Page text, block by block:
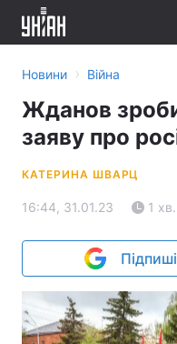
Новини › Війна
Жданов
заяву про
КАТЕРИНА ШВАРЦ
16:44, 31.01.23 1 хв.